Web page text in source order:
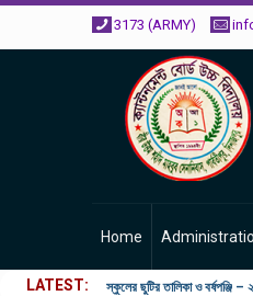
3173 (ARMY)
Home
LATEST স্কুলের ছুটির তালিকা ও